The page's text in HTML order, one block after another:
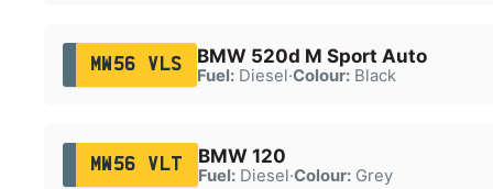
MW56 VLS BMW 520d M Sport Auto
Fuel:Diesel·Colour:Black
MW56 VLT BMW 120
Fuel:Diesel·Colour:Grey